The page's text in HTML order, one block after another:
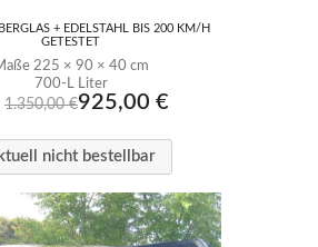
+ EDELSTAHL BIS 200 KM/H
GETESTET
225 × 90 × 40 cm
700-L Liter
1.350,00€925,00 €
nicht bestellbar